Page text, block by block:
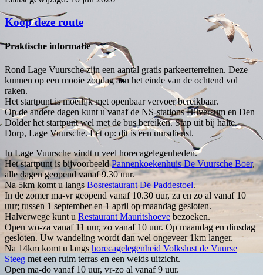
Koop deze route
Praktische informatie
Rond Lage Vuursche zijn een aantal gratis parkeerterreinen. Deze
kunnen op een mooie zondag aan het einde van de ochtend vol
raken.
Het startpunt is moeilijk met openbaar vervoer bereikbaar.
Op de andere dagen kunt u vanaf de NS-stations Hilversum en Den
Dolder het startpunt wel met de bus bereiken. Stap uit bij halte
Dorp, Lage Vuursche. Let op: dit is een uursdienst.
In Lage Vuursche vindt u veel horecagelegenheden.
Het startpunt is bijvoorbeeldPannenkoekenhuis De Vuursche Boer,
alle dagen geopend vanaf 9.30 uur.
Na 5km komt u langs Bosrestaurant De Paddestoel.
In de zomer ma-vr geopend vanaf 10.30 uur, za en zo al vanaf 10
uur; tussen 1 september en 1 april op maandag gesloten.
Halverwege kunt u Restaurant Mauritshoeve bezoeken.
Open wo-za vanaf 11 uur, zo vanaf 10 uur. Op maandag en dinsdag
gesloten. Uw wandeling wordt dan wel ongeveer 1km langer.
Na 14km komt u langs horecagelegenheid Volkslust de Vuurse
Steeg met een ruim terras en een weids uitzicht.
Open ma-do vanaf 10 uur, vr-zo al vanaf 9 uur.